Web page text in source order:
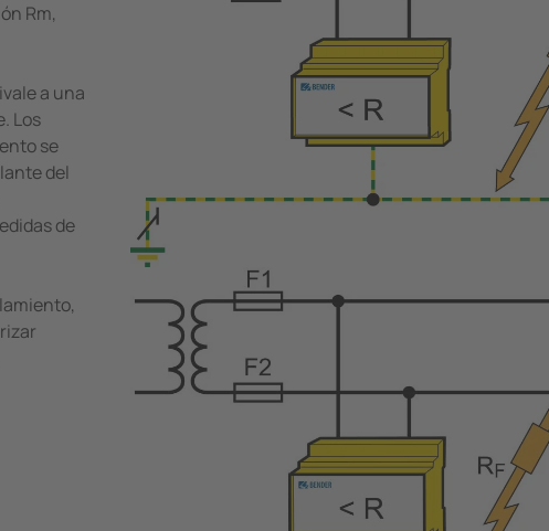
Rm,
a una
Los
se
del
de